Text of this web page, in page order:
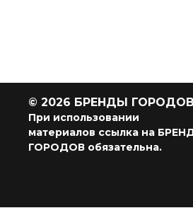
© 2026 БРЕНДЫ ГОРОДОВ
При использовании
материалов ссылка на
ГОРОДОВ обязательна.